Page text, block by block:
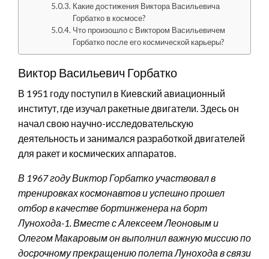
Какие достижения Виктора Васильевича
Горбатко в космосе?
Что произошло с Виктором Васильевичем
Горбатко после его космической карьеры?
Виктор Васильевич Горбатко
В 1951 году поступил в Киевский авиационный
институт, где изучал ракетные двигатели. Здесь он
начал свою научно-исследовательскую
деятельность и занимался разработкой двигателей
для ракет и космических аппаратов.
В 1967 году Виктор Горбатко участвовал в
тренировках космонавтов и успешно прошел
отбор в качестве бортинженера на борт
Лунохода-1. Вместе с Алексеем Леоновым и
Олегом Макаровым он выполнил важную миссию по
досрочному прекращению полета Лунохода в связи